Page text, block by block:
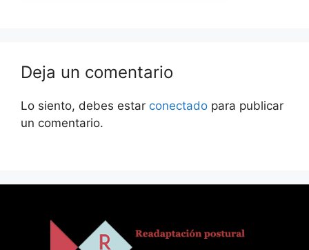
Deja un comentario
Lo siento, debes estar conectado para publicar
un comentario.